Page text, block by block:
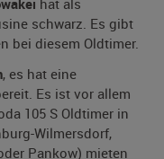
hat als
schwarz. Es gibt
bei diesem Oldtimer.
, es hat eine
Es ist vor allem
105 S Oldtimer in
Wilmersdorf,
Pankow) mieten